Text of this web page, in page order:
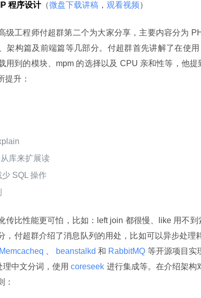
程序设计（微盘下载讲稿 ， 观看视频）
级工程师付超群第二个为大家分享，主要内容分为
架构篇及前端篇等几部分。付超群首先讲解了在使
用到的模块、mpm 的选择以及 CPU 亲和性等，他提
提升：
库来扩展读
SQL 操作
传比性能更可怕，比如：left join 都很慢、like 用不
，付超群介绍了消息队列的用处，比如可以异步处理
Memcacheq beanstalkd 和 RabbitMQ 等开源项目实
理中文分词，使用 coreseek 进行集成等。在介绍架构
：